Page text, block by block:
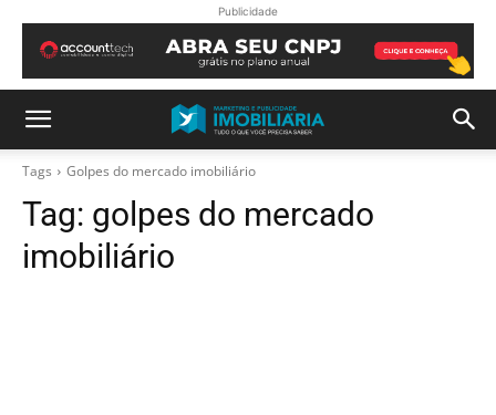
Publicidade
Tags Golpes do mercado imobiliário
Tag: golpes do mercado
imobiliário